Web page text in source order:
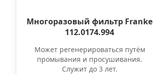
Многоразовый фильтр Franke
112.0174.994
Может регенерироваться путём
промывания и просушивания.
Служит до 3 лет.